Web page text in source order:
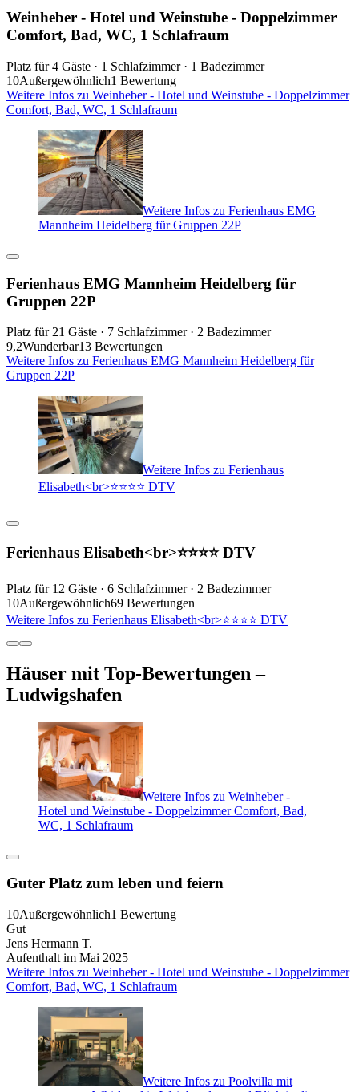
Weinheber - Hotel und Weinstube - Doppelzimmer
Comfort, Bad, WC, 1 Schlafraum
Platz für 4 Gäste · 1 Schlafzimmer · 1 Badezimmer
10Außergewöhnlich1 Bewertung
Weitere Infos zu Weinheber - Hotel und Weinstube - Doppelzimmer
Comfort, Bad, WC, 1 Schlafraum
Weitere Infos zu Ferienhaus EMG
Mannheim Heidelberg für Gruppen 22P
Ferienhaus EMG Mannheim Heidelberg für
Gruppen 22P
Platz für 21 Gäste · 7 Schlafzimmer · 2 Badezimmer
9,2Wunderbar13 Bewertungen
Weitere Infos zu Ferienhaus EMG Mannheim Heidelberg für
Gruppen 22P
Weitere Infos zu Ferienhaus
Elisabeth<br>⭐️⭐️⭐️⭐️ DTV
Ferienhaus Elisabeth<br>⭐️⭐️⭐️⭐️ DTV
Platz für 12 Gäste · 6 Schlafzimmer · 2 Badezimmer
10Außergewöhnlich69 Bewertungen
Weitere Infos zu Ferienhaus Elisabeth<br>⭐️⭐️⭐️⭐️ DTV
Häuser mit Top-Bewertungen –
Ludwigshafen
Weitere Infos zu Weinheber -
Hotel und Weinstube - Doppelzimmer Comfort, Bad,
WC, 1 Schlafraum
Guter Platz zum leben und feiern
10Außergewöhnlich1 Bewertung
Gut
Jens Hermann T.
Aufenthalt im Mai 2025
Weitere Infos zu Weinheber - Hotel und Weinstube - Doppelzimmer
Comfort, Bad, WC, 1 Schlafraum
Weitere Infos zu Poolvilla mit